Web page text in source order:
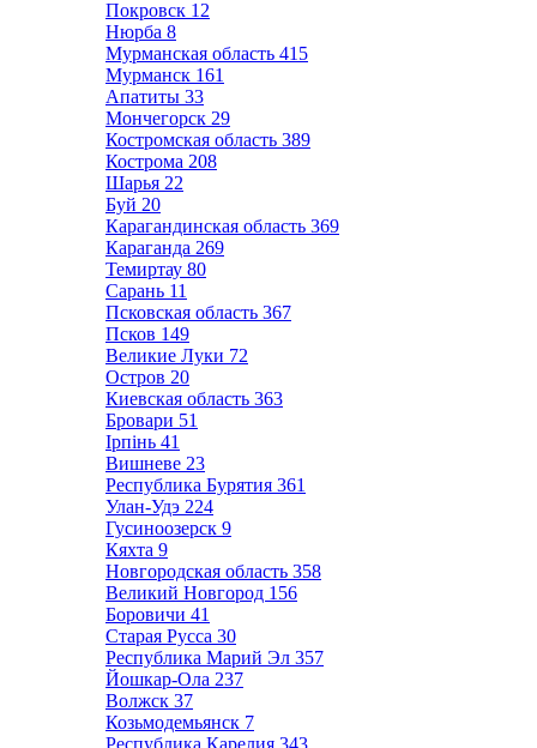
Покровск 12
Нюрба 8
Мурманская область 415
Мурманск 161
Апатиты 33
Мончегорск 29
Костромская область 389
Кострома 208
Шарья 22
Буй 20
Карагандинская область 369
Караганда 269
Темиртау 80
Сарань 11
Псковская область 367
Псков 149
Великие Луки 72
Остров 20
Киевская область 363
Бровари 51
Ірпінь 41
Вишневе 23
Республика Бурятия 361
Улан-Удэ 224
Гусиноозерск 9
Кяхта 9
Новгородская область 358
Великий Новгород 156
Боровичи 41
Старая Русса 30
Республика Марий Эл 357
Йошкар-Ола 237
Волжск 37
Козьмодемьянск 7
Республика Карелия 343